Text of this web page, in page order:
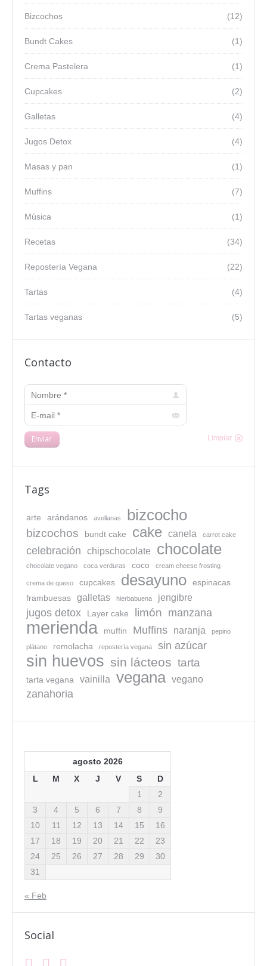
(12)
Bizcochos
(1)
Bundt Cakes
(1)
Crema Pastelera
(2)
Cupcakes
(4)
Galletas
(4)
Jugos Detox
(1)
Masas y pan
(7)
Muffins
(1)
Música
(34)
Recetas
(22)
Repostería Vegana
(4)
Tartas
(5)
Tartas veganas
Contacto
Nombre *
E-mail *
Enviar Limpiar
Tags
arte arándanos avellanas bizcocho
bizcochos bundt cake cake canela carrot cake
celebración chipschocolate chocolate
chocolate vegano coca verduras coco cream cheese frosting
crema de queso cupcakes desayuno
espinacas
frambuesas
galletas hierbabuena jengibre
jugos detox Layer cake limón manzana
merienda muffin Muffins naranja pepino
plátano remolacha repostería vegana sin azúcar
sin huevos sin lácteos tarta
tarta vegana vainilla vegana vegano
zanahoria
agosto 2026
L
M X J V S
D
1
2
3
4 5 6 7 8
9
10
11 12 13 14 15
16
17
18 19 20 21 22
23
24
25 26 27 28 29
30
31
« Feb
Social